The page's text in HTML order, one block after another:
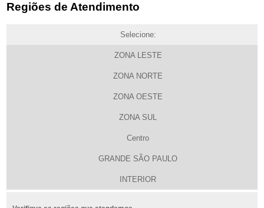
Regiões de Atendimento
Selecione:
ZONA LESTE
ZONA NORTE
ZONA OESTE
ZONA SUL
Centro
GRANDE SÃO PAULO
INTERIOR